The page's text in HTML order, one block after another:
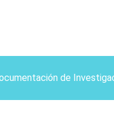
de